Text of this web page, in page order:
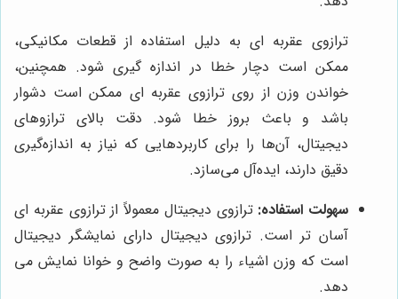
ترازوی عقربه ای به دلیل استفاده از قطعات مکانیکی،
ممکن است دچار خطا در اندازه گیری شود. همچنین،
خواندن وزن از روی ترازوی عقربه ای ممکن است دشوار
باشد و باعث بروز خطا شود. دقت بالای ترازوهای
دیجیتال، آن‌ها را برای کاربردهایی که نیاز به اندازه‌گیری
دقیق دارند، ایده‌آل می‌سازد.
سهولت استفاده: ترازوی دیجیتال معمولاً از ترازوی عقربه ای
آسان تر است. ترازوی دیجیتال دارای نمایشگر دیجیتال
است که وزن اشیاء را به صورت واضح و خوانا نمایش می
دهد.